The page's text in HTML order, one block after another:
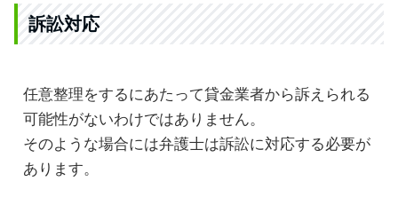
訴訟対応
任意整理をするにあたって貸金業者から訴えられる
可能性がないわけではありません。
そのような場合には弁護士は訴訟に対応する必要が
あります。